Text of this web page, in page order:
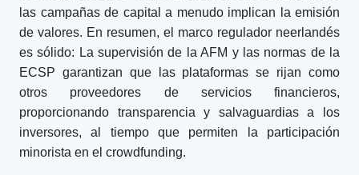
las campañas de capital a menudo implican la emisión
de valores. En resumen, el marco regulador neerlandés
es sólido: La supervisión de la AFM y las normas de la
ECSP garantizan que las plataformas se rijan como
otros proveedores de servicios financieros,
proporcionando transparencia y salvaguardias a los
inversores, al tiempo que permiten la participación
minorista en el crowdfunding.